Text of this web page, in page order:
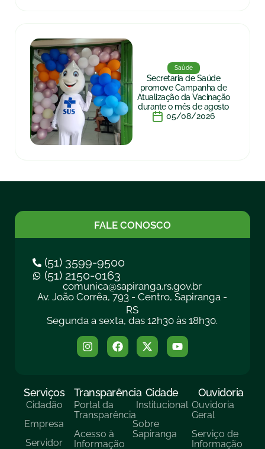
Saúde
Secretaria de Saúde
promove Campanha de
Atualização da Vacinação
durante o mês de agosto
05/08/2026
FALE CONOSCO
(51) 3599-9500
(51) 2150-0163
comunica@sapiranga.rs.gov.br
Av. João Corrêa, 793 - Centro, Sapiranga -
RS
Segunda a sexta, das 12h30 às 18h30.
Serviços
Cidadão
Empresa
Servidor
Transparência
Portal da
Transparência
Acesso à
Informação
Cidade
Institucional
Sobre
Sapiranga
Ouvidoria
Ouvidoria
Geral
Serviço de
Informação